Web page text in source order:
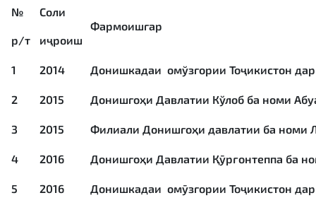
№
р/т
Соли
иҷроиш
Фармоишгар
1 2014 Донишкадаи омўзгории Тоҷикистон
2 2015 Донишгоҳи Давлатии Кўлоб ба номи
3 2015 Филиали Донишгоҳи давлатии ба номи
4 2016 Донишгоҳи Давлатии Қӯрғонтеппа ба
5 2016 Донишкадаи омӯзгории Тоҷикистон